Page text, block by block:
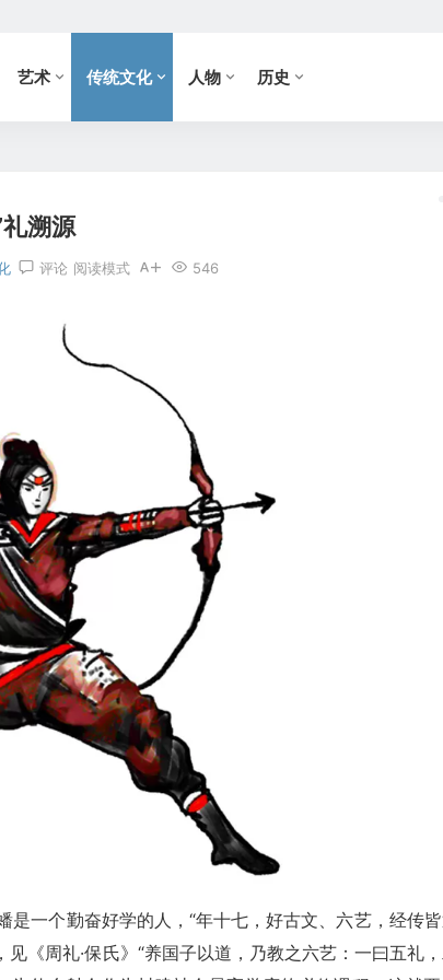
艺术 传统文化 人物 历史
礼溯源
评论 546
阅读模式
一个勤奋好学的人，“年十七，好古文、六艺，经传
见《周礼·保氏》“养国子以道，乃教之六艺：一曰五礼